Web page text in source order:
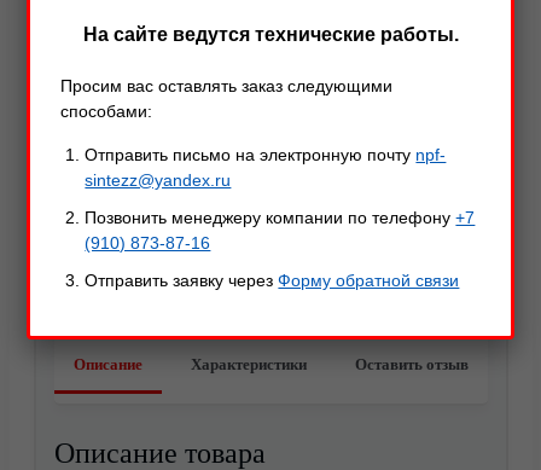
Описание Характеристики Оставить отзыв
Описание товара
На сайте ведутся технические работы.
Просим вас оставлять заказ следующими
способами:
Отправить письмо на электронную почту npf-
sintezz@yandex.ru
Позвонить менеджеру компании по телефону+7
(910) 873-87-16
Отправить заявку черезФорму обратной связи